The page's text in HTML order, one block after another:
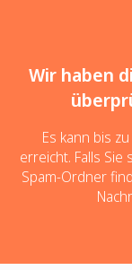
Wir haben
Es kann bis
erreicht. Falls
Spam-Ordner